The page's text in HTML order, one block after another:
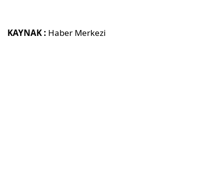
KAYNAK : Haber Merkezi